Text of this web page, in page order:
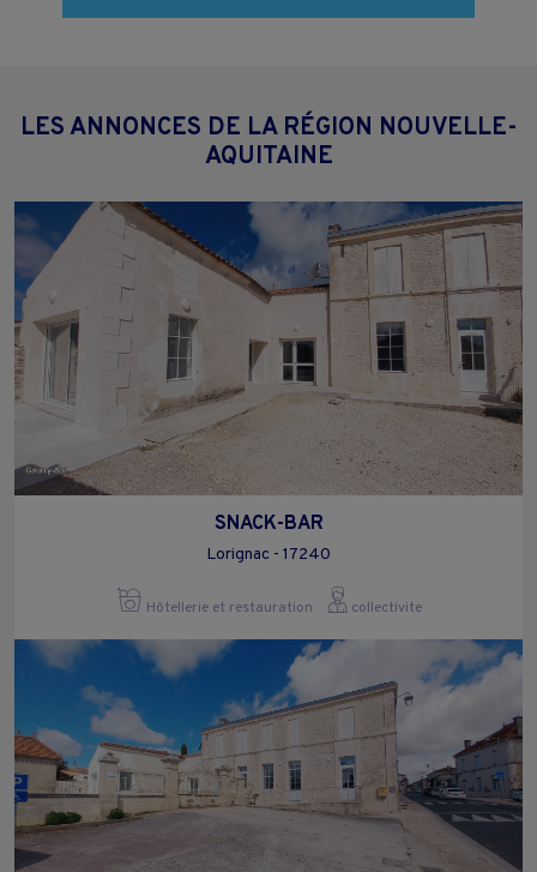
LES ANNONCES DE LA RÉGION NOUVELLE-
AQUITAINE
SNACK-BAR
Lorignac - 17240
Hôtellerie et restauration collectivite